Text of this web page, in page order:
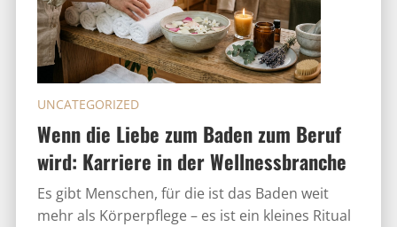
Wenn die Liebe zum Baden zum Beruf
wird: Karriere in der Wellnessbranche
UNCATEGORIZED
Es gibt Menschen, für die ist das Baden weit
mehr als Körperpflege – es ist ein kleines Ritual